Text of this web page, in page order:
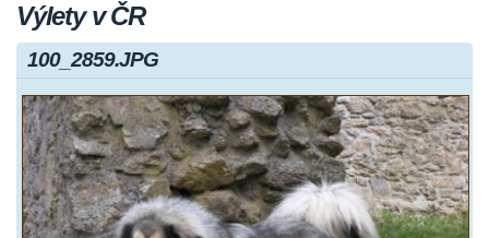
Výlety v ČR
100_2859.JPG